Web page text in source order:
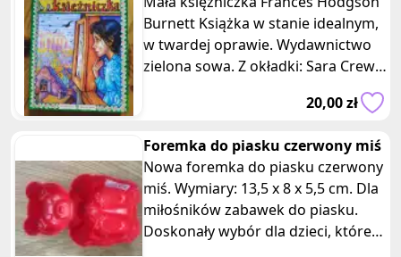
Burnett Książka w stanie idealnym,
w twardej oprawie. Wydawnictwo
zielona sowa. Z okładki: Sara Crewe
20,00 zł
Foremka do piasku czerwony miś
Nowa foremka do piasku czerwony
miś. Wymiary: 13,5 x 8 x 5,5 cm. Dla
miłośników zabawek do piasku.
Doskonały wybór dla dzieci, które